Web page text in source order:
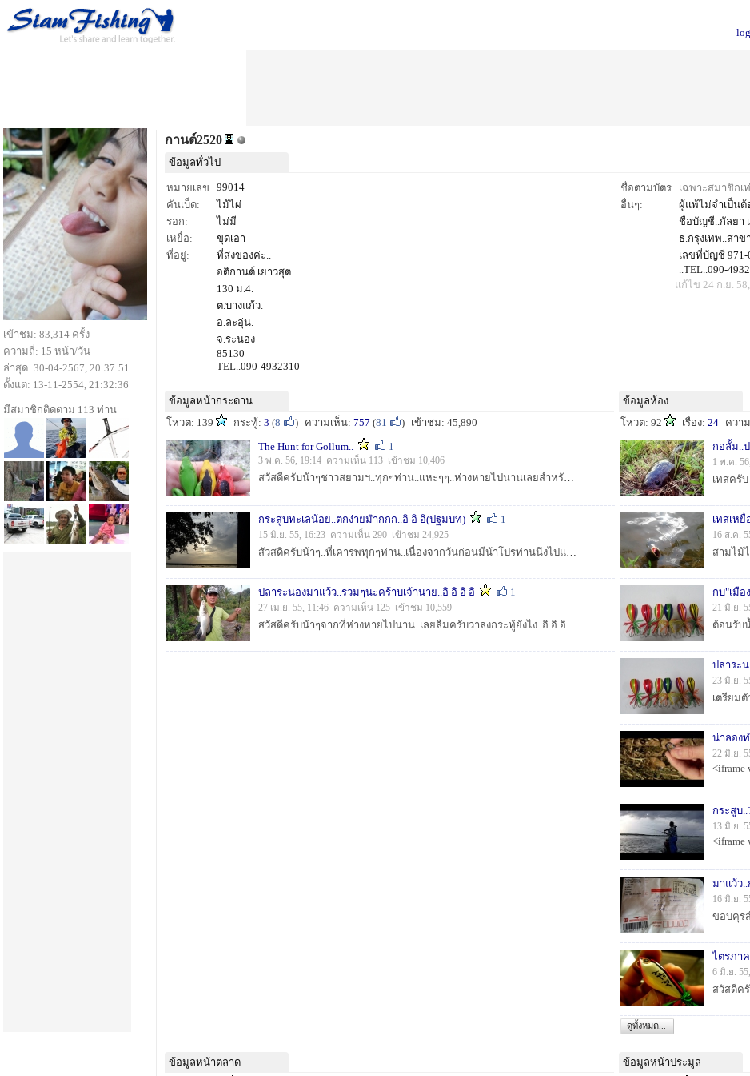
กานต์2520
ข้อมูลทั่วไป
หมายเลข: 99014
คันเบ็ด:
ไม้ไผ่
รอก:
ไม่มี
เหยื่อ:
ขุดเอา
ที่อยู่:
ที่ส่งของค่ะ..
อติกานต์ เยาวสุต
130 ม.4.
ต.บางแก้ว.
อ.ละอุ่น.
จ.ระนอง
85130
TEL..090-4932310
ชื่อตามบัตร: เฉพาะสมาชิก
อื่นๆ:
ผู้แพ้ไม่จำเป็นต้
ชื่อบัญชี..กัลยา
ธ.กรุงเทพ..สา
เลขที่บัญชี 971-
..TEL..090-
แก้ไข 24 ก.ย.
ข้อมูลหน้ากระดาน
โหวต: 139
กระทู้: 3 (8 ) ความเห็น: 757 (81 ) เข้าชม: 45,890
The Hunt for Gollum..
1
3 พ.ค. 56, 19:14 ความเห็น 113 เข้าชม 10,406
สวัสดีครับน้าๆชาวสยามฯ..ทุกๆท่าน..แหะๆๆ..ห่างหายไปนานเลยสำหรับผม.. .เนื่องจากร่างกายไม่อำนวยต่อการตกปลาเท่าที่ควรนะครับ..ห่างหายกันไปนาน เลยจัดกระทู...
กระสูบทะเลน้อย..ตกง่ายม๊ากกก..อิ อิ อิ(ปฐมบท) 1
15 มิ.ย. 55, 16:23 ความเห็น 290 เข้าชม 24,925
สัวสดิครับน้าๆ..ที่เคารพทุกๆท่าน..เนื่องจากวันก่อนมีน้าโปรท่านนึงไปแค้น"ฝังหุ่น"ใว้ที่..ทะเลน้อย..จ.พัทลุง..แล้วเมื่อวันศุกร์..ที่ผ่านมาโปรท...
ปลาระนองมาแว้ว..รวมๆนะคร้าบเจ้านาย..อิ อิ อิ อิ 1
27 เม.ย. 55, 11:46 ความเห็น 125 เข้าชม 10,559
สวัสดีครับน้าๆจากที่ห่างหายไปนาน..เลยลืมครับว่าลงกระทู้ยังไง..อิ อิ อิ อิ..ดองใว้นานพอสมควรครับ.. ได้ที่พอดี..ก็เลยนำมาให้น้าชมนะครับ..บางหมายผมไม่สา...
ข้อมูลห้อง
โหวต: 92
เรื่อง: 24 ควา
กอลั้ม..
1 พ.ค.
เทสครั
เทสเห
16 ส.ค.
สามไม้
กบ"เมือ
21 มิ.ย.
ปลาระน
23 มิ.ย.
เตรียม
น่าลอง
22 มิ.ย.
กระสูบ
13 มิ.ย.
มาแว้ว
16 มิ.ย.
ขอบคุร
ไตรภาค
6 มิ.ย.
ดูทั้งหมด...
ข้อมูลหน้าตลาด ข้อมูลหน้าประมูล
เข้าชม: 83,314 ครั้ง
ความถี่: 15 หน้า/วัน
ล่าสุด: 30-04-2567, 20:37:51
ตั้งแต่: 13-11-2554, 21:32:36
มีสมาชิกติดตาม 113 ท่าน